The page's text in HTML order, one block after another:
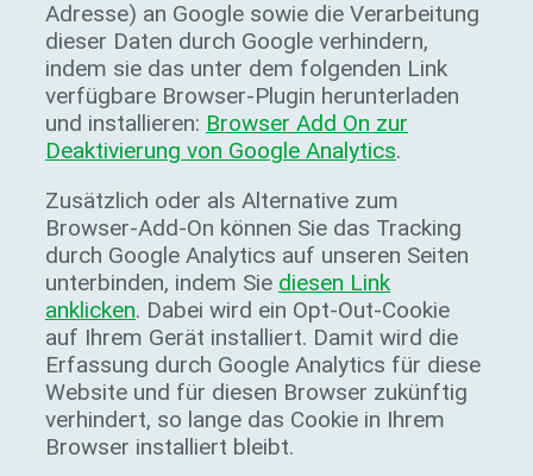
Adresse) an Google sowie die Verarbeitung
dieser Daten durch Google verhindern,
indem sie das unter dem folgenden Link
verfügbare Browser-Plugin herunterladen
und installieren: Browser Add On zur
Deaktivierung von Google Analytics.
Zusätzlich oder als Alternative zum
Browser-Add-On können Sie das Tracking
durch Google Analytics auf unseren Seiten
unterbinden, indem Sie diesen Link
anklicken. Dabei wird ein Opt-Out-Cookie
auf Ihrem Gerät installiert. Damit wird die
Erfassung durch Google Analytics für diese
Website und für diesen Browser zukünftig
verhindert, so lange das Cookie in Ihrem
Browser installiert bleibt.